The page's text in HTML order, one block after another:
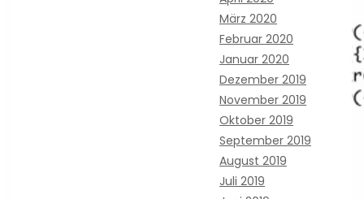
März 2020
Februar 2020
Januar 2020
Dezember 2019
November 2019
Oktober 2019
September 2019
August 2019
Juli 2019